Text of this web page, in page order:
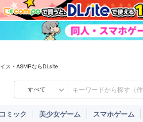
ス・ASMRならDLsite
すべて
ミック 美少女ゲーム スマホゲーム